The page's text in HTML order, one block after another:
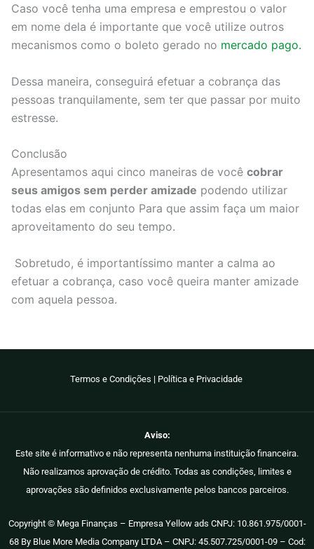
Caso você tenha uma empresa e emprestou o valor
em nome dela é importante que você utilize outros
mecanismos como o boleto gerado no mercado pago.
Dessa maneira, conseguirá efetuar a cobrança das
pessoas tranquilamente, sem ter que passar por muito
estresse.
Conclusão
Apresentamos aqui cinco maneiras de você cobrar
seus amigos sem perder amizade podendo utilizar
todas elas em conjunto Para que assim faça um maior
aproveitamento do seu tempo.
Sobretudo, é importantíssimo manter a calma ao
efetuar a cobrança, caso você queira manter amizade
com aquela pessoa.
Termos e Condições | Política e Privacidade
Aviso:
Este site é informativo e não representa nenhuma instituição financeira.
Não realizamos aprovação de crédito. Todas as condições, limites e
aprovações são definidos exclusivamente pelos bancos parceiros.
Copyright © Mega Finanças – Empresa Yellow ads CNPJ: 10.861.975/0001-
68 By Blue More Media Company LTDA – CNPJ: 45.507.725/0001-09 – Cod: